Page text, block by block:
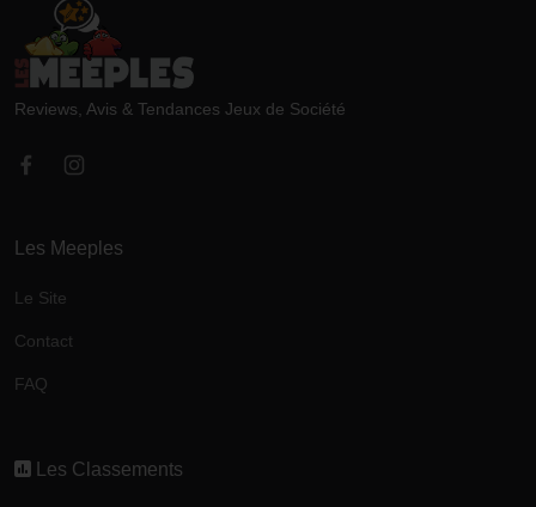
Reviews, Avis & Tendances Jeux de Société
Les Meeples
Le Site
Contact
FAQ
Les Classements